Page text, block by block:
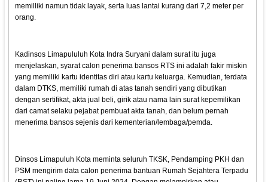
memilliki namun tidak layak, serta luas lantai kurang dari 7,2 meter per
orang.
Kadinsos Limapululuh Kota Indra Suryani dalam surat itu juga
menjelaskan, syarat calon penerima bansos RTS ini adalah fakir miskin
yang memiliki kartu identitas diri atau kartu keluarga. Kemudian, terdata
dalam DTKS, memiliki rumah di atas tanah sendiri yang dibutikan
dengan sertifikat, akta jual beli, girik atau nama lain surat kepemilikan
dari camat selaku pejabat pembuat akta tanah, dan belum pernah
menerima bansos sejenis dari kementerian/lembaga/pemda.
Dinsos Limapuluh Kota meminta seluruh TKSK, Pendamping PKH dan
PSM mengirim data calon penerima bantuan Rumah Sejahtera Terpadu